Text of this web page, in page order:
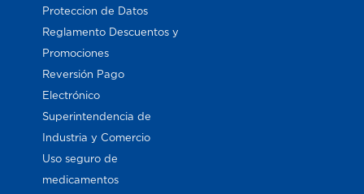
Proteccion de Datos
Reglamento Descuentos y
Promociones
Reversión Pago
Electrónico
Superintendencia de
Industria y Comercio
Uso seguro de
medicamentos